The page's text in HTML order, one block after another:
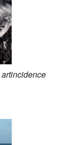
artincidence